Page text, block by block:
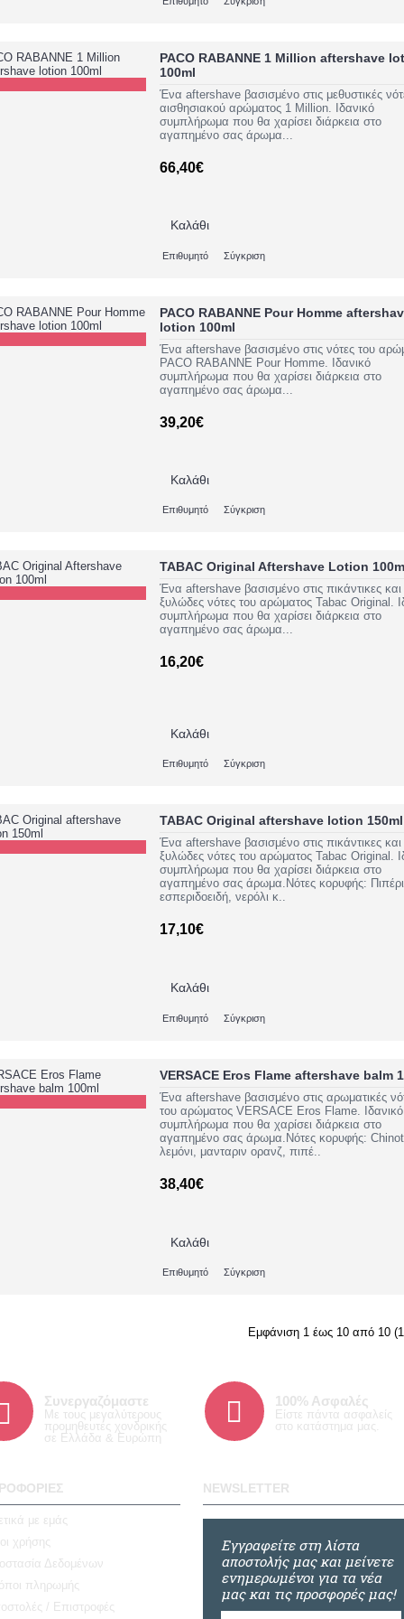
PACO RABANNE 1 Million aftershave
100ml
Ένα aftershave βασισμένο στις μεθυστικές
αισθησιακού αρώματος 1 Million. Ιδανικό
συμπλήρωμα που θα χαρίσει διάρκεια στο
αγαπημένο σας άρωμα...
66,40€
Καλάθι
Επιθυμητό Σύγκριση
PACO RABANNE Pour Homme
lotion 100ml
Ένα aftershave βασισμένο στις νότες του
PACO RABANNE Pour Homme. Ιδανικό
συμπλήρωμα που θα χαρίσει διάρκεια στο
αγαπημένο σας άρωμα...
39,20€
Καλάθι
Επιθυμητό Σύγκριση
TABAC Original Aftershave Lotion
Ένα aftershave βασισμένο στις πικάντικες και
ξυλώδες νότες του αρώματος Tabac Original.
συμπλήρωμα που θα χαρίσει διάρκεια στο
αγαπημένο σας άρωμα...
16,20€
Καλάθι
Επιθυμητό Σύγκριση
TABAC Original aftershave lotion 150ml
Ένα aftershave βασισμένο στις πικάντικες και
ξυλώδες νότες του αρώματος Tabac Original.
συμπλήρωμα που θα χαρίσει διάρκεια στο
αγαπημένο σας άρωμα.Νότες κορυφής:
εσπεριδοειδή, νερόλι κ..
17,10€
Καλάθι
Επιθυμητό Σύγκριση
VERSACE Eros Flame aftershave balm
Ένα aftershave βασισμένο στις αρωματικές
του αρώματος VERSACE Eros Flame. Ιδανικό
συμπλήρωμα που θα χαρίσει διάρκεια στο
αγαπημένο σας άρωμα.Νότες κορυφής:
λεμόνι, μανταριν ορανζ, πιπέ..
38,40€
Καλάθι
Επιθυμητό Σύγκριση
Εμφάνιση 1 έως 10 από 10
Συνεργαζόμαστε
Με τους μεγαλύτερους
προμηθευτές χονδρικής
σε Ελλάδα & Ευρώπη
100% Ασφαλές
Είστε πάντα ασφαλείς
στο κατάστημα μας.
με εμάς
χρήσης
Δεδομένων
πληρωμής
/ Επιστροφές
NEWSLETTER
Εγγραφείτε στη λίστα
αποστολής μας και μείνετε
ενημερωμένοι για τα νέα
μας και τις προσφορές μας!